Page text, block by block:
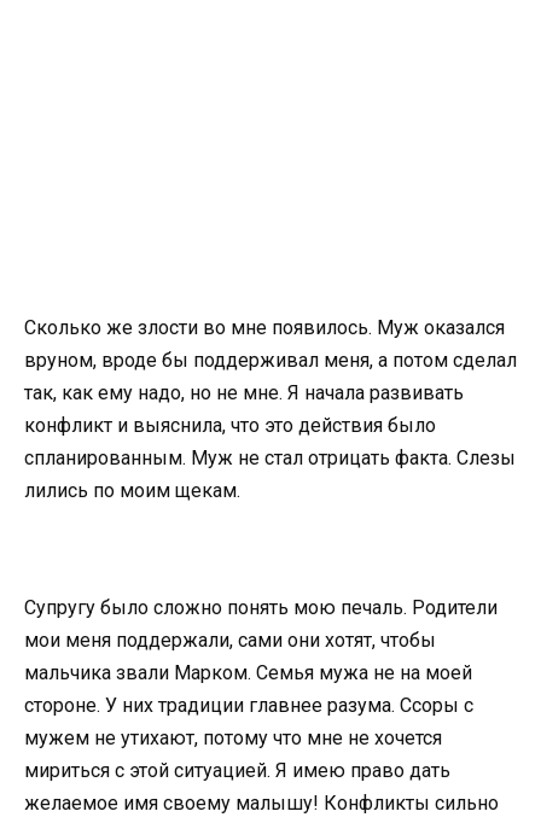
Сколько же злости во мне появилось. Муж оказался
вруном, вроде бы поддерживал меня, а потом сделал
так, как ему надо, но не мне. Я начала развивать
конфликт и выяснила, что это действия было
спланированным. Муж не стал отрицать факта. Слезы
лились по моим щекам.
Супругу было сложно понять мою печаль. Родители
мои меня поддержали, сами они хотят, чтобы
мальчика звали Марком. Семья мужа не на моей
стороне. У них традиции главнее разума. Ссоры с
мужем не утихают, потому что мне не хочется
мириться с этой ситуацией. Я имею право дать
желаемое имя своему малышу! Конфликты сильно